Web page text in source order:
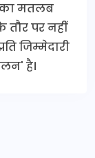
का मतलब
पर नहीं
जिम्मेदारी
है।